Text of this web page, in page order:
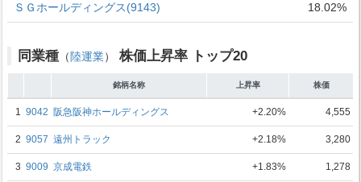
ＳＧホールディングス(9143) 18.02%
同業種 （陸運業） 株価上昇率 トップ20
銘柄名称 上昇率 株価
1 9042 阪急阪神ホールディングス +2.20% 4,555
2 9057 遠州トラック +2.18% 3,280
3 9009 京成電鉄 +1.83% 1,278